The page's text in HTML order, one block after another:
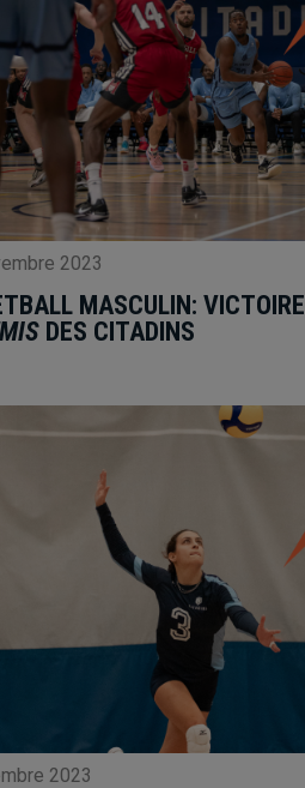
2023
MASCULIN: VICTOIRE
DES CITADINS
2023